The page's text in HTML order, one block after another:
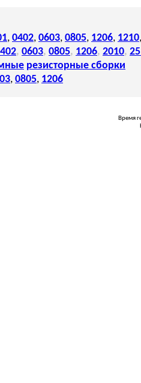
, 0402, 0603, 0805, 1206, 1210,
, 0603, 0805, 1206, 2010,
резисторные сборки
, 0805, 1206
Время